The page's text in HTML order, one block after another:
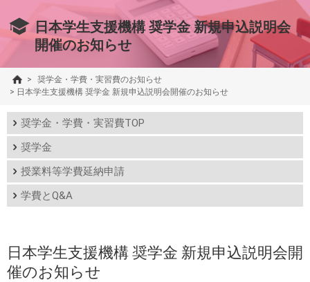
日本学生支援機構 奨学金 新規申込説明会
開催のお知らせ
>
奨学金・学費・実習費のお知らせ
> 日本学生支援機構 奨学金 新規申込説明会開催のお知らせ
奨学金・学費・実習費TOP
奨学金
授業料等学費延納申請
学費とQ&A
日本学生支援機構 奨学金 新規申込説明会開
催のお知らせ